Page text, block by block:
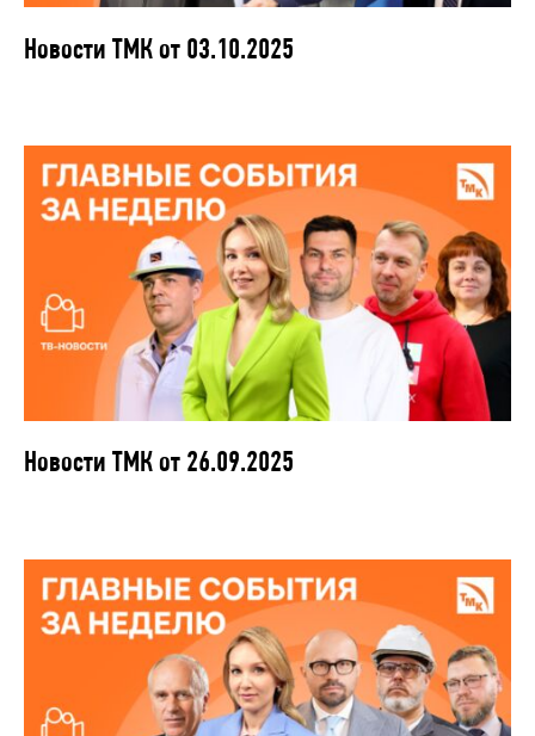
Новости ТМК от 03.10.2025
Новости ТМК от 26.09.2025